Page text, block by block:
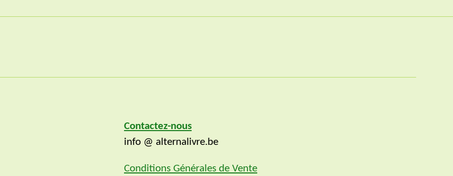
Contactez-nous
info @ alternalivre.be
Conditions Générales de Vente